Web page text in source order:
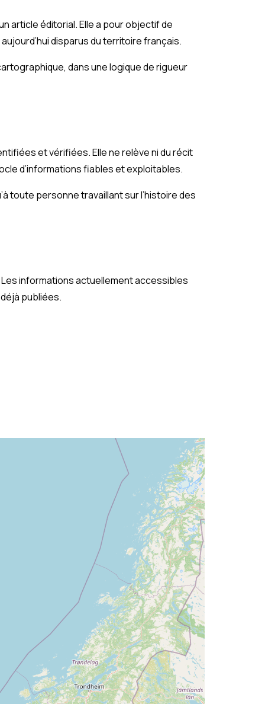
article éditorial. Elle a pour objectif de
disparus du territoire français.
dans une logique de rigueur
et vérifiées. Elle ne relève ni du récit
d’informations fiables et exploitables.
toute personne travaillant sur l’histoire des
informations actuellement accessibles
publiées.